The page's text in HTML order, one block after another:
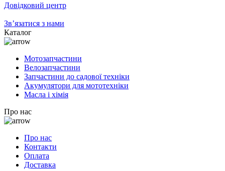
Довідковий центр
Зв’язатися з нами
Каталог
Мотозапчастини
Велозапчастини
Запчастини до садової техніки
Акумулятори для мототехніки
Масла і хімія
Про нас
Про нас
Контакти
Оплата
Доставка